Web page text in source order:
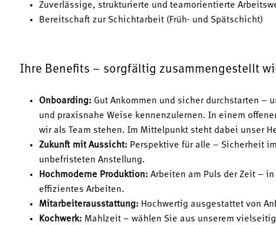
Zuverlässige, strukturierte und teamorientierte
Bereitschaft zur Schichtarbeit (Früh- und Spätschicht)
Ihre Benefits – sorgfältig zusammengestellt
Onboarding: Gut Ankommen und sicher durchstarten –
und praxisnahe Weise kennenzulernen. In einem
wir als Team stehen. Im Mittelpunkt steht dabei unser
Zukunft mit Aussicht: Perspektive für alle – Sicherheit
unbefristeten Anstellung.
Hochmoderne Produktion: Arbeiten am Puls der Zeit –
effizientes Arbeiten.
Mitarbeiterausstattung: Hochwertig ausgestattet von
Kochwerk: Mahlzeit – wählen Sie aus unserem